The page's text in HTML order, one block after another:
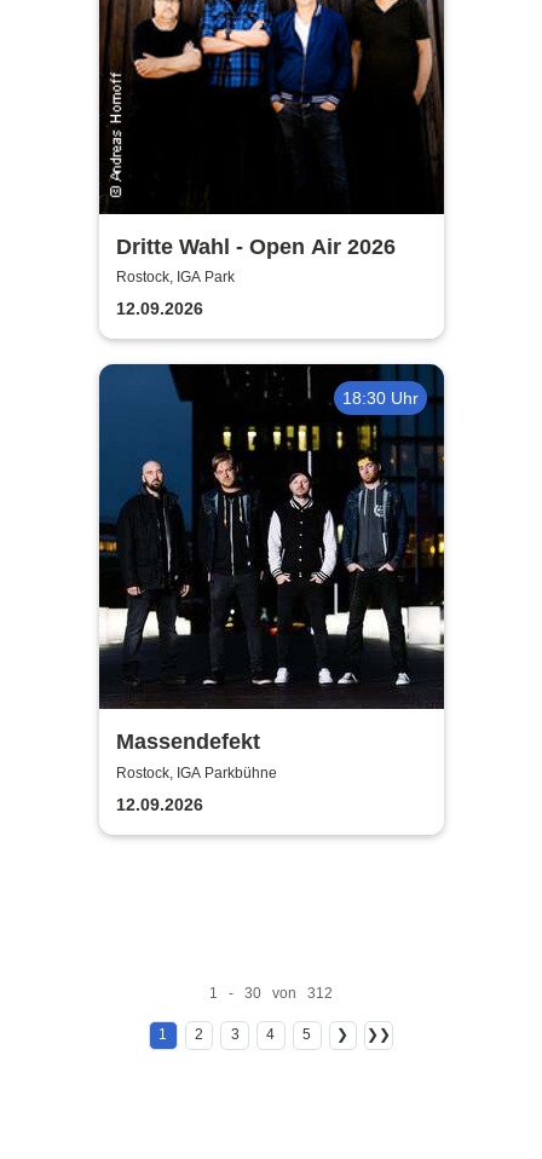
Dritte Wahl - Open Air 2026
Rostock, IGA Park
12.09.2026
18:30 Uhr
Massendefekt
Rostock, IGA Parkbühne
12.09.2026
1 - 30 von 312
1 2 3 4 5 ❯ ❯❯